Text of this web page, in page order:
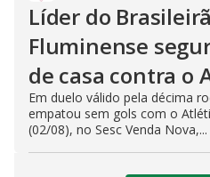
Líder do
Fluminense
de casa contra o
Em duelo válido pela décima
empatou sem gols com o
(02/08), no Sesc Venda Nova,...